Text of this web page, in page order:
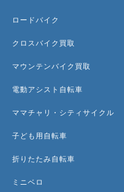
ロードバイク
クロスバイク買取
マウンテンバイク買取
電動アシスト自転車
ママチャリ・シティサイクル
子ども用自転車
折りたたみ自転車
ミニベロ